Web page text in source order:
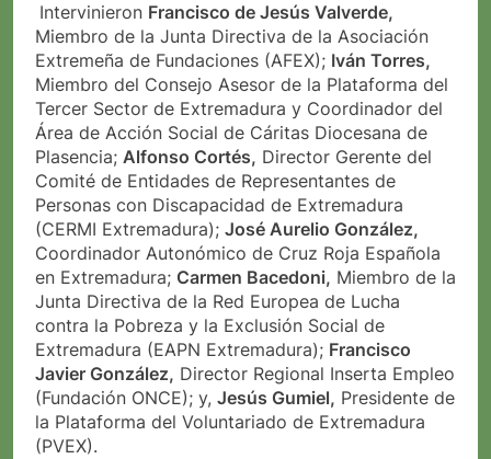
Intervinieron Francisco de Jesús Valverde,
Miembro de la Junta Directiva de la Asociación
Extremeña de Fundaciones (AFEX); Iván Torres,
Miembro del Consejo Asesor de la Plataforma del
Tercer Sector de Extremadura y Coordinador del
Área de Acción Social de Cáritas Diocesana de
Plasencia; Alfonso Cortés, Director Gerente del
Comité de Entidades de Representantes de
Personas con Discapacidad de Extremadura
(CERMI Extremadura); José Aurelio González,
Coordinador Autonómico de Cruz Roja Española
en Extremadura; Carmen Bacedoni, Miembro de la
Junta Directiva de la Red Europea de Lucha
contra la Pobreza y la Exclusión Social de
Extremadura (EAPN Extremadura); Francisco
Javier González, Director Regional Inserta Empleo
(Fundación ONCE); y, Jesús Gumiel, Presidente de
la Plataforma del Voluntariado de Extremadura
(PVEX).